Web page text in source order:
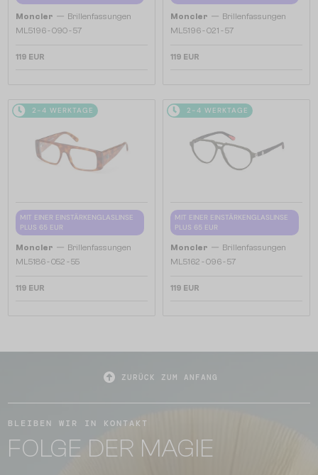
Moncler — Brillenfassungen
ML5196 - 090 - 57
119 EUR
Moncler — Brillenfassungen
ML5196 - 021 - 57
119 EUR
2-4 WERKTAGE
MIT EINER EINSTÄRKENGLASLINSE
PLUS 65 EUR
Moncler — Brillenfassungen
ML5186 - 052 - 55
119 EUR
2-4 WERKTAGE
MIT EINER EINSTÄRKENGLASLINSE
PLUS 65 EUR
Moncler — Brillenfassungen
ML5162 - 096 - 57
119 EUR
ZURÜCK ZUM ANFANG
BLEIBEN WIR IN KONTAKT
FOLGE DER MAGIE